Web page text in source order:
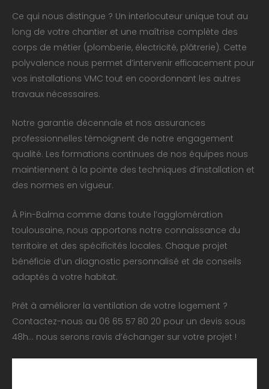
Ce qui nous distingue ? Un interlocuteur unique tout au
long de votre chantier et une maîtrise complète des
corps de métier (plomberie, électricité, plâtrerie). Cette
polyvalence nous permet d’intervenir efficacement pour
vos installations VMC tout en coordonnant les autres
travaux nécessaires.
Notre garantie décennale et nos assurances
professionnelles témoignent de notre engagement
qualité. Les formations continues de nos équipes nous
maintiennent à la pointe des techniques d’installation et
des normes en vigueur.
À Pin-Balma comme dans toute l’agglomération
toulousaine, nous apportons notre connaissance du
territoire et des spécificités locales. Chaque projet
bénéficie d’un diagnostic personnalisé et de conseils
adaptés à votre habitat.
Prêt à améliorer la ventilation de votre logement ?
Contactez-nous au 06 65 57 80 20 pour un devis sous
48h… nous serons ravis d’échanger sur votre projet !